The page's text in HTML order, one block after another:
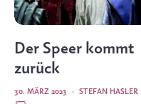
Der Speer kommt
zurück
STEFAN HASLER
·
30. MÄRZ 2023